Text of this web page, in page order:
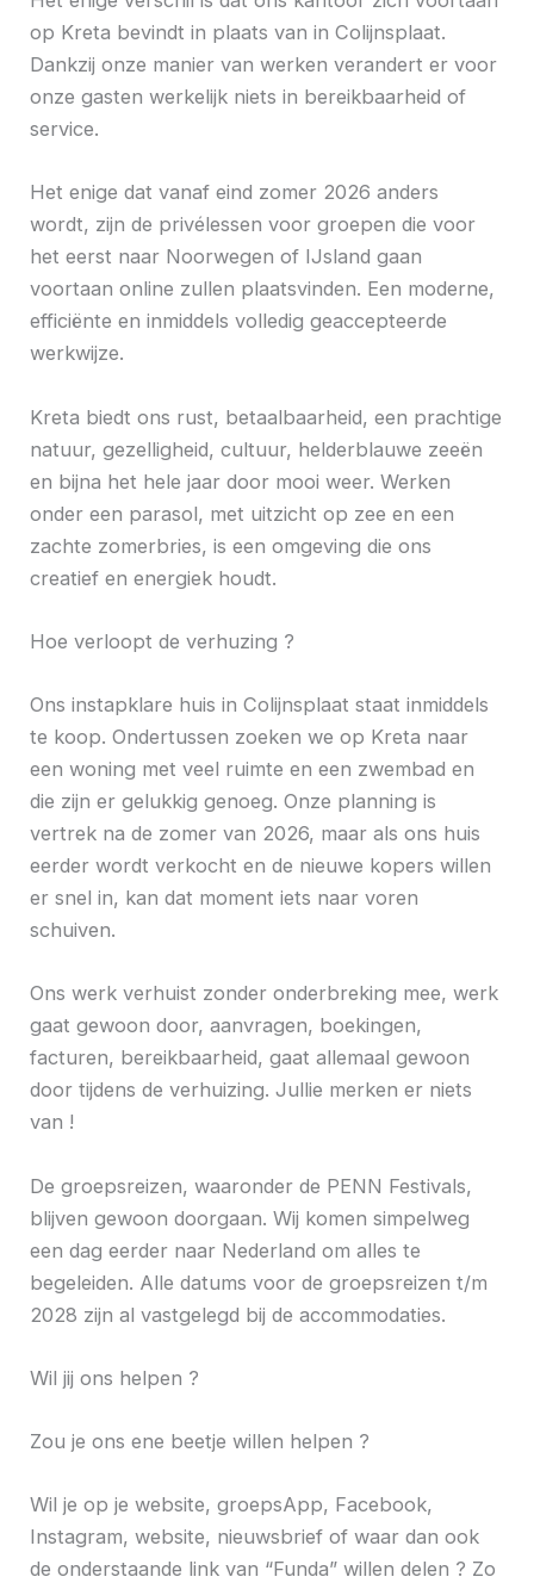
op Kreta bevindt in plaats van in Colijnsplaat.
Dankzij onze manier van werken verandert er voor
onze gasten werkelijk niets in bereikbaarheid of
service.
Het enige dat vanaf eind zomer 2026 anders
wordt, zijn de privélessen voor groepen die voor
het eerst naar Noorwegen of IJsland gaan
voortaan online zullen plaatsvinden. Een moderne,
efficiënte en inmiddels volledig geaccepteerde
werkwijze.
Kreta biedt ons rust, betaalbaarheid, een prachtige
natuur, gezelligheid, cultuur, helderblauwe zeeën
en bijna het hele jaar door mooi weer. Werken
onder een parasol, met uitzicht op zee en een
zachte zomerbries, is een omgeving die ons
creatief en energiek houdt.
Hoe verloopt de verhuzing ?
Ons instapklare huis in Colijnsplaat staat inmiddels
te koop. Ondertussen zoeken we op Kreta naar
een woning met veel ruimte en een zwembad en
die zijn er gelukkig genoeg. Onze planning is
vertrek na de zomer van 2026, maar als ons huis
eerder wordt verkocht en de nieuwe kopers willen
er snel in, kan dat moment iets naar voren
schuiven.
Ons werk verhuist zonder onderbreking mee, werk
gaat gewoon door, aanvragen, boekingen,
facturen, bereikbaarheid, gaat allemaal gewoon
door tijdens de verhuizing. Jullie merken er niets
van !
De groepsreizen, waaronder de PENN Festivals,
blijven gewoon doorgaan. Wij komen simpelweg
een dag eerder naar Nederland om alles te
begeleiden. Alle datums voor de groepsreizen t/m
2028 zijn al vastgelegd bij de accommodaties.
Wil jij ons helpen ?
Zou je ons ene beetje willen helpen ?
Wil je op je website, groepsApp, Facebook,
Instagram, website, nieuwsbrief of waar dan ook
de onderstaande link van “Funda” willen delen ? Zo